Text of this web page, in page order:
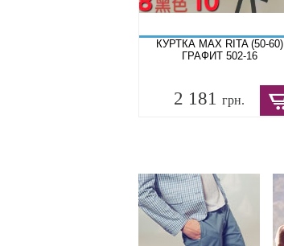
КУРТКА MAX RITA (50-60)
ГРАФИТ 502-16
2 181 грн.